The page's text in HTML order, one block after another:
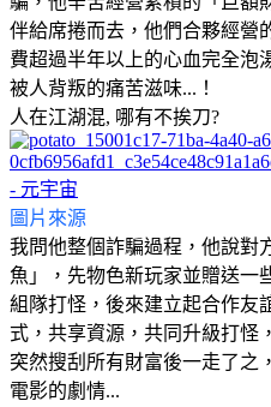
伴給席捲而去，他們合夥經營
費超過半年以上的心血完全泡
被人背叛的痛苦滋味...！
人在江湖混, 哪有不挨刀?
圖片來源
我問他整個詐騙過程，他說對
魚」，先物色新玩家並贈送一
組隊打怪，後來建立起合作友
式，共享資源，共同升級打怪
突然搜刮所有財富後一走了之
電影的劇情...